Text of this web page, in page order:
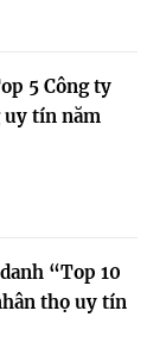
5 Công ty
uy tín năm
“Top 10
thọ uy tín